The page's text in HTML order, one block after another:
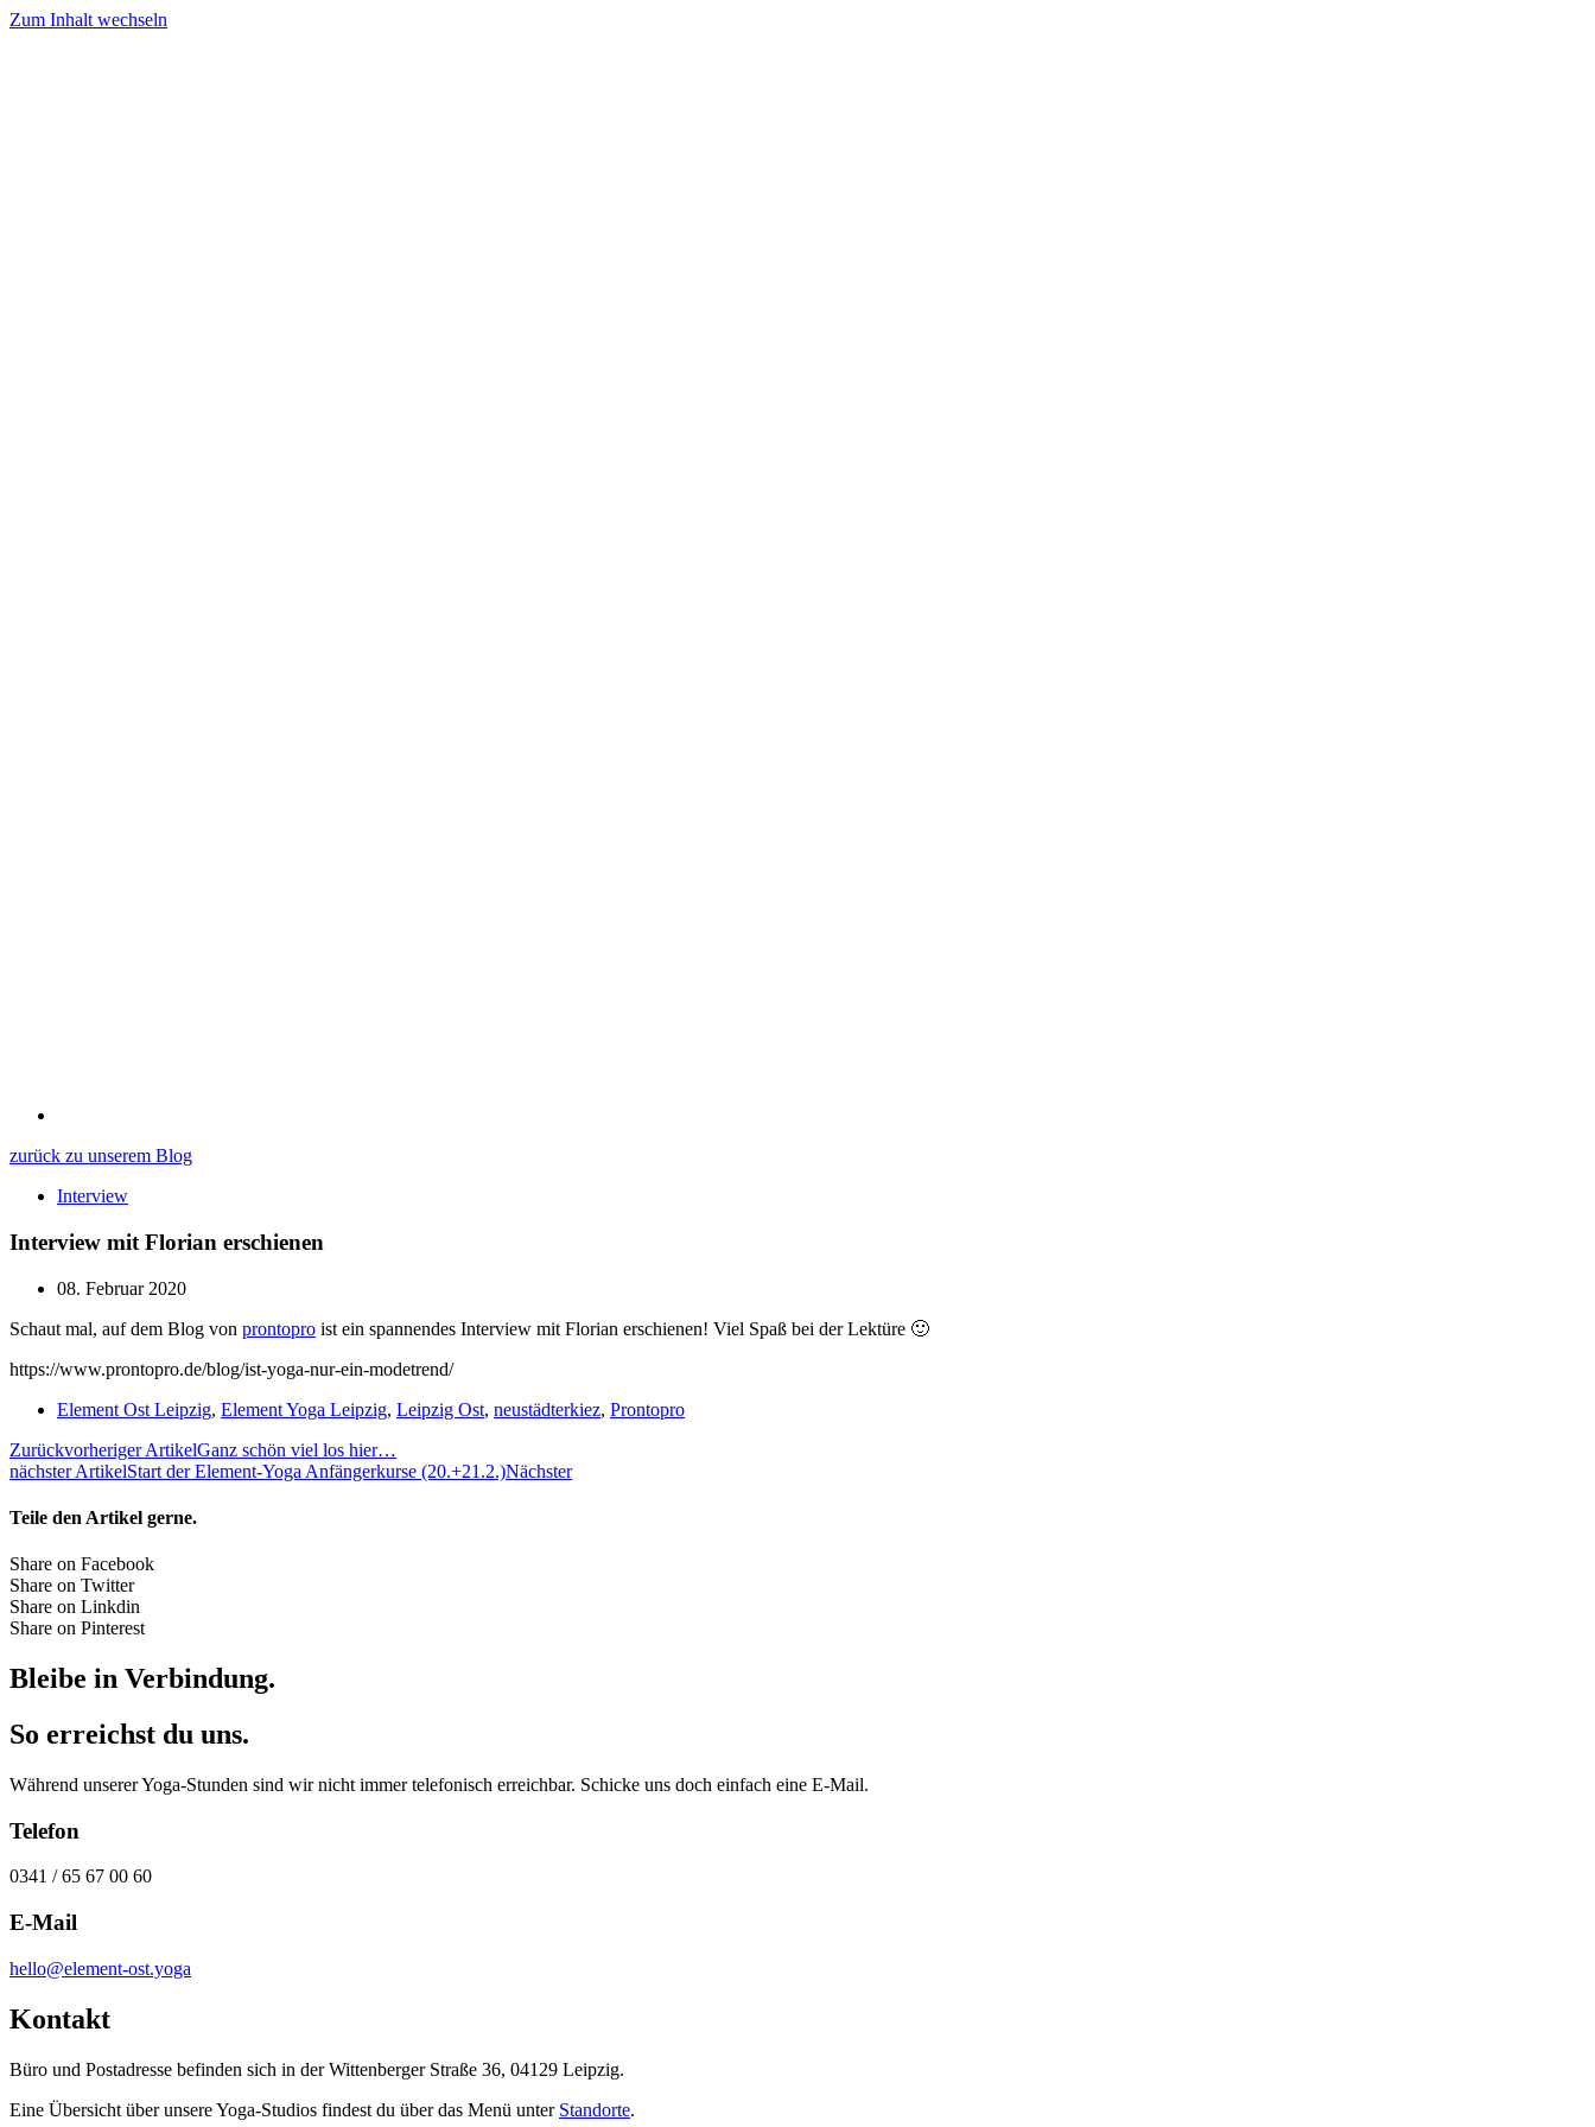
Zum Inhalt wechseln
zurück zu unserem Blog
Interview
Interview mit Florian erschienen
08. Februar 2020
Schaut mal, auf dem Blog von prontopro ist ein spannendes Interview mit Florian erschienen! Viel Spaß bei der Lektüre 🙂
https://www.prontopro.de/blog/ist-yoga-nur-ein-modetrend/
Element Ost Leipzig, Element Yoga Leipzig, Leipzig Ost, neustädterkiez, Prontopro
Zurückvorheriger ArtikelGanz schön viel los hier…
nächster ArtikelStart der Element-Yoga Anfängerkurse (20.+21.2.)Nächster
Teile den Artikel gerne.
Share on Facebook
Share on Twitter
Share on Linkdin
Share on Pinterest
Bleibe in Verbindung.
So erreichst du uns.
Während unserer Yoga-Stunden sind wir nicht immer telefonisch erreichbar. Schicke uns doch einfach eine E-Mail.
Telefon
0341 / 65 67 00 60
E-Mail
hello@element-ost.yoga
Kontakt
Büro und Postadresse befinden sich in der Wittenberger Straße 36, 04129 Leipzig.
Eine Übersicht über unsere Yoga-Studios findest du über das Menü unter Standorte.